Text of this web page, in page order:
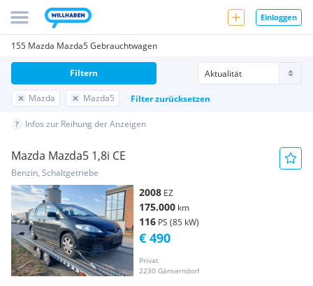
Einloggen
155 Mazda Mazda5 Gebrauchtwagen
Mazda Mazda5 Filter zurücksetzen
Filtern
Infos zur Reihung der Anzeigen
Mazda Mazda5 1,8i CE
Benzin, Schaltgetriebe
2008 EZ
175.000 km
116 PS (85 kW)
Privat
2230 Gänserndorf
€ 490